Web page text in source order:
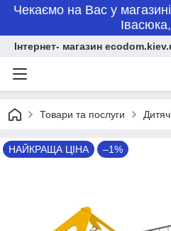
Чекаємо на Вас у
Інтернет- магазин
Товари та послуги
НАЙКРАЩА ЦІНА –1%